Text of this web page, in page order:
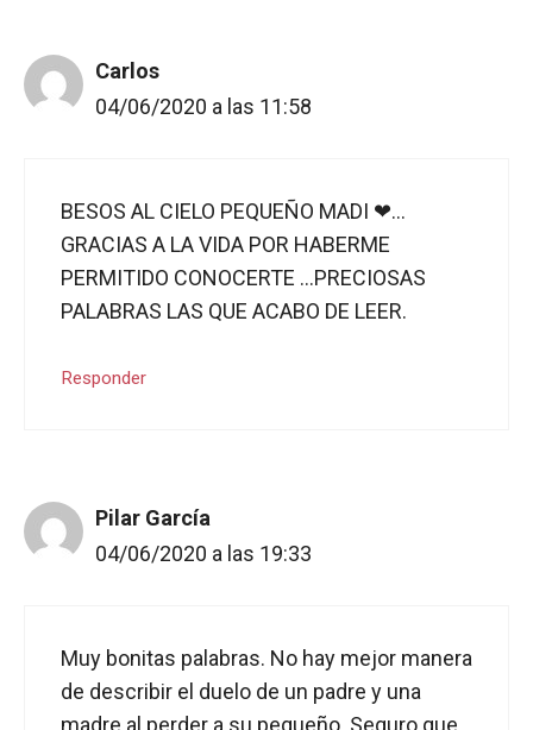
Carlos
04/06/2020 a las 11:58
BESOS AL CIELO PEQUEÑO MADI ❤…
GRACIAS A LA VIDA POR HABERME
PERMITIDO CONOCERTE …PRECIOSAS
PALABRAS LAS QUE ACABO DE LEER.
Responder
Pilar García
04/06/2020 a las 19:33
Muy bonitas palabras. No hay mejor manera
de describir el duelo de un padre y una
madre al perder a su pequeño. Seguro que